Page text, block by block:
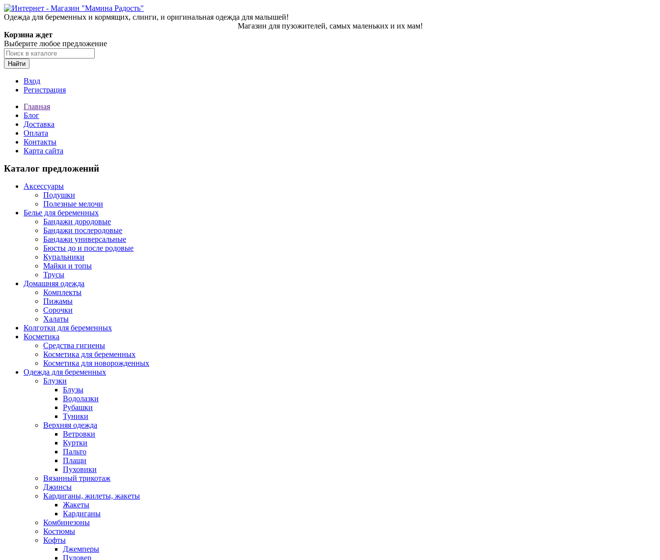
Одежда для беременных и кормящих, слинги, и оригинальная одежда для малышей!
Магазин для пузожителей, самых маленьких и их мам!
Корзина ждет
Выберите любое предложение
Найти
Вход
Регистрация
Главная
Блог
Доставка
Оплата
Контакты
Карта сайта
Каталог предложений
Аксессуары
Подушки
Полезные мелочи
Белье для беременных
Бандажи дородовые
Бандажи послеродовые
Бандажи универсальные
Бюсты до и после родовые
Купальники
Майки и топы
Трусы
Домашняя одежда
Комплекты
Пижамы
Сорочки
Халаты
Колготки для беременных
Косметика
Cредства гигиены
Косметика для беременных
Косметика для новорожденных
Одежда для беременных
Блузки
Блузы
Водолазки
Рубашки
Туники
Верхняя одежда
Ветровки
Куртки
Пальто
Плащи
Пуховики
Вязанный трикотаж
Джинсы
Кардиганы, жилеты, жакеты
Жакеты
Кардиганы
Комбинезоны
Костюмы
Кофты
Джемперы
Пуловер